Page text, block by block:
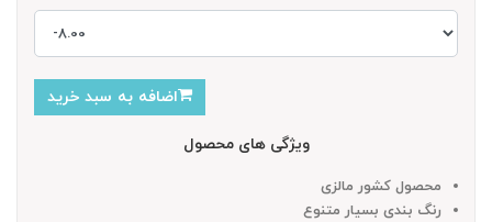
اضافه به سبد خرید
ویژگی های محصول
محصول کشور مالزی
رنگ بندی بسیار متنوع